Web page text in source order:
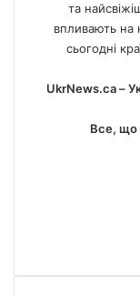
та
впливають на
сьогодні
UkrNews.ca –
Все, що